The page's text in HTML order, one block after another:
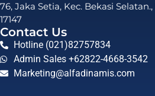
76, Jaka Setia, Kec. Bekasi
17147
Contact Us
Hotline (021)82757834
Admin Sales +62822-4668-3542
Marketing@alfadinamis.com